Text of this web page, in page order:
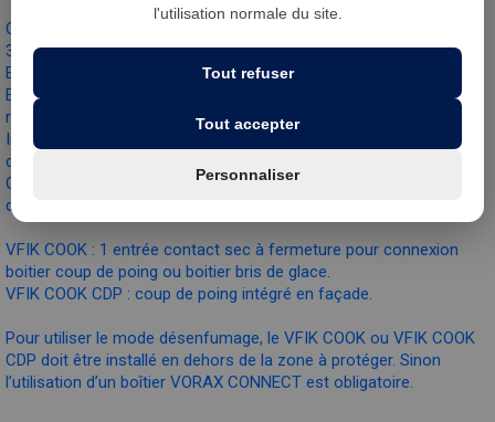
Communicant Modbus RTU RS485.
3 presse-étoupes montés dont un M25 multi-passages.
Environnement d’utilisation -20 à +40°C (à 8kHz).
Excellente résistance aux graisses et acides couramment
rencontrés dans les cuisines professionnelles.
Intègre des cartes électroniques tropicalisées, garantie de fiabilité
dans le temps en milieu humide.
Gestion du mode désenfumage : forçage en grande vitesse et
désactivation des protections variateur et moteur.
VFIK COOK : 1 entrée contact sec à fermeture pour connexion
boitier coup de poing ou boitier bris de glace.
VFIK COOK CDP : coup de poing intégré en façade.
Pour utiliser le mode désenfumage, le VFIK COOK ou VFIK COOK
CDP doit être installé en dehors de la zone à protéger. Sinon
l’utilisation d’un boîtier VORAX CONNECT est obligatoire.
l'utilisation normale du site.
Tout refuser
Tout accepter
Personnaliser